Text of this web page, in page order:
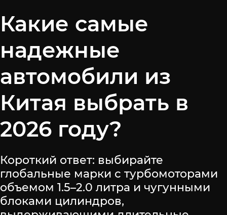
Какие самые
надежные
автомобили из
Китая выбрать в
2026 году?
Короткий ответ: выбирайте
глобальные марки с турбомоторами
объемом 1.5–2.0 литра и чугунными
блоками цилиндров,